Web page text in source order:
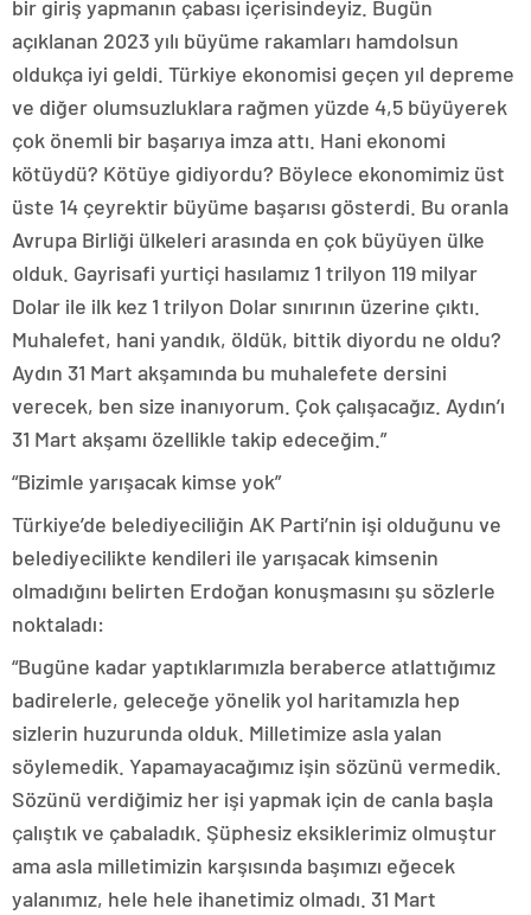
bir giriş yapmanın çabası içerisindeyiz. Bugün
açıklanan 2023 yılı büyüme rakamları hamdolsun
oldukça iyi geldi. Türkiye ekonomisi geçen yıl depreme
ve diğer olumsuzluklara rağmen yüzde 4,5 büyüyerek
çok önemli bir başarıya imza attı. Hani ekonomi
kötüydü? Kötüye gidiyordu? Böylece ekonomimiz üst
üste 14 çeyrektir büyüme başarısı gösterdi. Bu oranla
Avrupa Birliği ülkeleri arasında en çok büyüyen ülke
olduk. Gayrisafi yurtiçi hasılamız 1 trilyon 119 milyar
Dolar ile ilk kez 1 trilyon Dolar sınırının üzerine çıktı.
Muhalefet, hani yandık, öldük, bittik diyordu ne oldu?
Aydın 31 Mart akşamında bu muhalefete dersini
verecek, ben size inanıyorum. Çok çalışacağız. Aydın’ı
31 Mart akşamı özellikle takip edeceğim.”
“Bizimle yarışacak kimse yok”
Türkiye’de belediyeciliğin AK Parti’nin işi olduğunu ve
belediyecilikte kendileri ile yarışacak kimsenin
olmadığını belirten Erdoğan konuşmasını şu sözlerle
noktaladı:
“Bugüne kadar yaptıklarımızla beraberce atlattığımız
badirelerle, geleceğe yönelik yol haritamızla hep
sizlerin huzurunda olduk. Milletimize asla yalan
söylemedik. Yapamayacağımız işin sözünü vermedik.
Sözünü verdiğimiz her işi yapmak için de canla başla
çalıştık ve çabaladık. Şüphesiz eksiklerimiz olmuştur
ama asla milletimizin karşısında başımızı eğecek
yalanımız, hele hele ihanetimiz olmadı. 31 Mart